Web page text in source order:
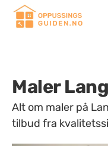
Maler
Alt om maler på
tilbud fra